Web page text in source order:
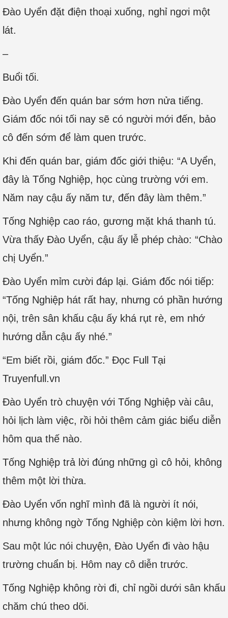
Đào Uyển đặt điện thoại xuống, nghỉ ngơi một
lát.
–
Buổi tối.
Đào Uyển đến quán bar sớm hơn nửa tiếng.
Giám đốc nói tối nay sẽ có người mới đến, bảo
cô đến sớm để làm quen trước.
Khi đến quán bar, giám đốc giới thiệu: “A Uyển,
đây là Tống Nghiệp, học cùng trường với em.
Năm nay cậu ấy năm tư, đến đây làm thêm.”
Tống Nghiệp cao ráo, gương mặt khá thanh tú.
Vừa thấy Đào Uyển, cậu ấy lễ phép chào: “Chào
chị Uyển.”
Đào Uyển mỉm cười đáp lại. Giám đốc nói tiếp:
“Tống Nghiệp hát rất hay, nhưng có phần hướng
nội, trên sân khấu cậu ấy khá rụt rè, em nhớ
hướng dẫn cậu ấy nhé.”
“Em biết rồi, giám đốc.” Đọc Full Tại
Truyenfull.vn
Đào Uyển trò chuyện với Tống Nghiệp vài câu,
hỏi lịch làm việc, rồi hỏi thêm cảm giác biểu diễn
hôm qua thế nào.
Tống Nghiệp trả lời đúng những gì cô hỏi, không
thêm một lời thừa.
Đào Uyển vốn nghĩ mình đã là người ít nói,
nhưng không ngờ Tống Nghiệp còn kiệm lời hơn.
Sau một lúc nói chuyện, Đào Uyển đi vào hậu
trường chuẩn bị. Hôm nay cô diễn trước.
Tống Nghiệp không rời đi, chỉ ngồi dưới sân khấu
chăm chú theo dõi.